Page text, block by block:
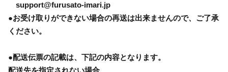
support@furusato-imari.jp
●お受け取りができない場合の再送は出来ませんので、ご了承
ください。
●配送伝票の記載は、下記の内容となります。